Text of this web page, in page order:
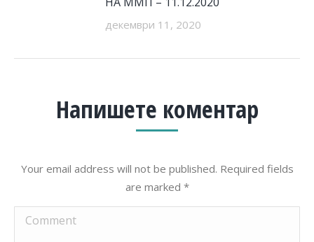
декември 11, 2020
Напишете коментар
Your email address will not be published. Required fields
are marked *
Comment